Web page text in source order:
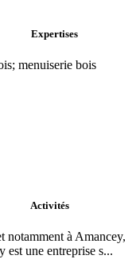
Expertises
menuiserie bois
Activités
notamment à Amancey,
est une entreprise s...